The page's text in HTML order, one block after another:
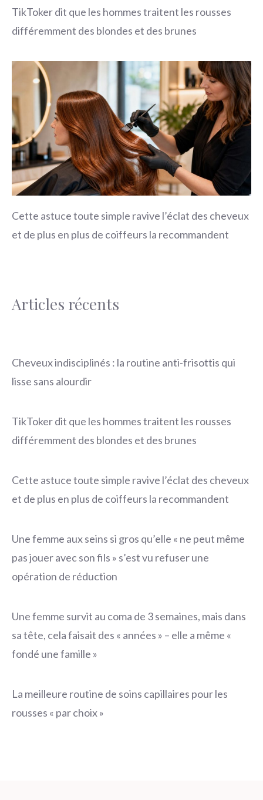
TikToker dit que les hommes traitent les rousses
différemment des blondes et des brunes
Cette astuce toute simple ravive l’éclat des cheveux
et de plus en plus de coiffeurs la recommandent
Articles récents
Cheveux indisciplinés : la routine anti-frisottis qui
lisse sans alourdir
TikToker dit que les hommes traitent les rousses
différemment des blondes et des brunes
Cette astuce toute simple ravive l’éclat des cheveux
et de plus en plus de coiffeurs la recommandent
Une femme aux seins si gros qu’elle « ne peut même
pas jouer avec son fils » s’est vu refuser une
opération de réduction
Une femme survit au coma de 3 semaines, mais dans
sa tête, cela faisait des « années » – elle a même «
fondé une famille »
La meilleure routine de soins capillaires pour les
rousses « par choix »